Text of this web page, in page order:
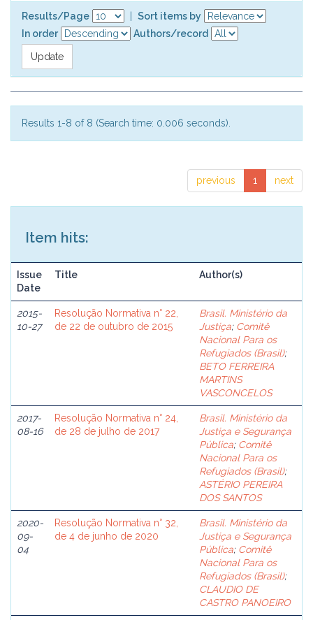
Results/Page
Sort items by
In order
Authors/record
Results 1-8 of 8 (Search time: 0.006 seconds).
previous 1 next
Item hits:
Issue
Date
Title Author(s)
2015-
10-27
Resolução Normativa n° 22,
de 22 de outubro de 2015
Brasil. Ministério da
Justiça; Comitê
Nacional Para os
Refugiados (Brasil);
BETO FERREIRA
MARTINS
VASCONCELOS
2017-
08-16
Resolução Normativa n° 24,
de 28 de julho de 2017
Brasil. Ministério da
Justiça e Segurança
Pública; Comitê
Nacional Para os
Refugiados (Brasil);
ASTÉRIO PEREIRA
DOS SANTOS
2020-
09-
04
Resolução Normativa n° 32,
de 4 de junho de 2020
Brasil. Ministério da
Justiça e Segurança
Pública; Comitê
Nacional Para os
Refugiados (Brasil);
CLAUDIO DE
CASTRO PANOEIRO